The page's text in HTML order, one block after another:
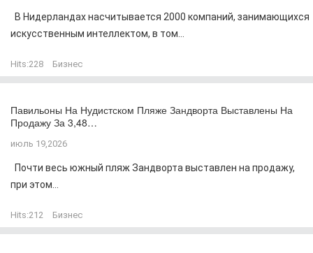
В Нидерландах насчитывается 2000 компаний, занимающихся
искусственным интеллектом, в том...
Hits:228 Бизнес
Павильоны На Нудистском Пляже Зандворта Выставлены На
Продажу За 3,48…
июль 19,2026
Почти весь южный пляж Зандворта выставлен на продажу,
при этом...
Hits:212 Бизнес